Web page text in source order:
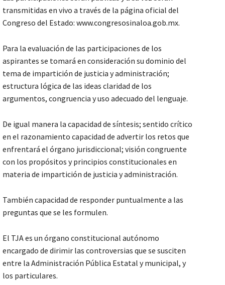
transmitidas en vivo a través de la página oficial del
Congreso del Estado: www.congresosinaloa.gob.mx.
Para la evaluación de las participaciones de los
aspirantes se tomará en consideración su dominio del
tema de impartición de justicia y administración;
estructura lógica de las ideas claridad de los
argumentos, congruencia y uso adecuado del lenguaje.
De igual manera la capacidad de síntesis; sentido crítico
en el razonamiento capacidad de advertir los retos que
enfrentará el órgano jurisdiccional; visión congruente
con los propósitos y principios constitucionales en
materia de impartición de justicia y administración.
También capacidad de responder puntualmente a las
preguntas que se les formulen.
El TJA es un órgano constitucional autónomo
encargado de dirimir las controversias que se susciten
entre la Administración Pública Estatal y municipal, y
los particulares.